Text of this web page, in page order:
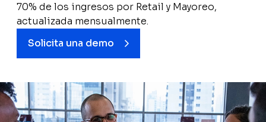
70% de los ingresos por Retail y Mayoreo,
actualizada mensualmente.
Solicita una demo